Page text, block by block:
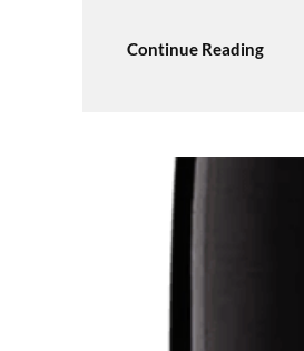
Continue Reading